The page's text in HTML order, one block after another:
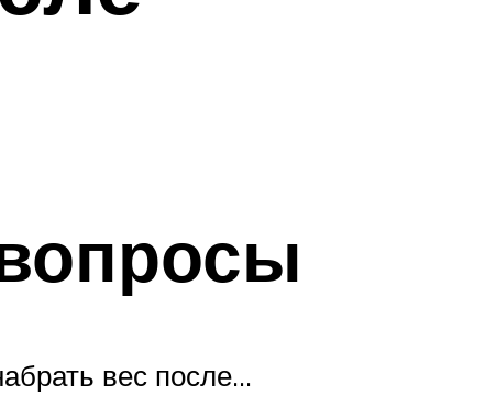
вес после…